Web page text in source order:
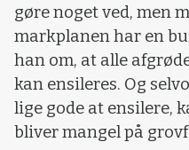
gøre noget ved, men
markplanen har en
han om, at alle
kan ensileres. Og
lige gode at ensilere,
bliver mangel på